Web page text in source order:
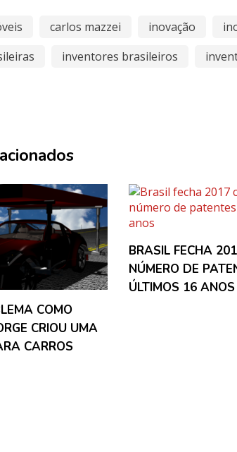
carlos mazzei inovação
inventores brasileiros
COMO
CRIOU UMA
CARROS
BRASIL FECHA
NÚMERO DE
ÚLTIMOS 16 ANOS